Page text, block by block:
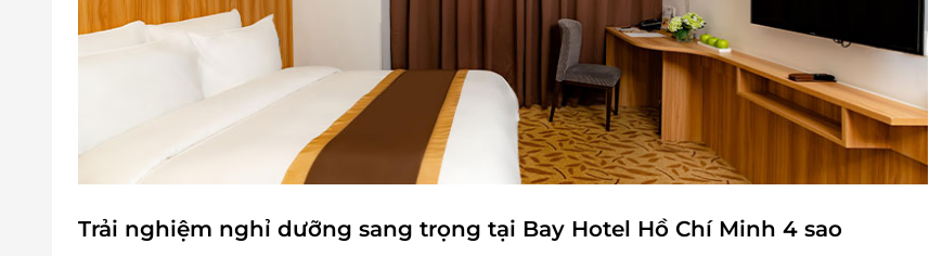
Hủy trước 30 ngày miễn phí; tính phí dịch vụ LifeLink.vn
Hủy phòng từ 15 ngày đến ngày khách đến lưu trú 100% voucher. Không hủy, hoàn, thay
đổi các ngày cao điểm và Lễ Tết
Áp dụng 01 e-Voucher/e-Coupon cho 02 khách
Một khách hàng được mua nhiều e-Voucher/e-Coupon
e-Voucher/e-Coupon không có giá trị quy đổi thành tiền mặt, không trả lại tiền thừa
Trải nghiệm nghỉ dưỡng sang trọng tại Bay Hotel Hồ Chí Minh 4 sao